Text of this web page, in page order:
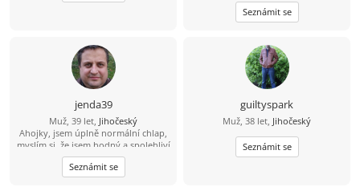
Seznámit se
jenda39
Muž, 39 let, Jihočeský
Ahojky, jsem úplně normální chlap,
myslím si, že jsem hodný a spolehliví
a že nezkazím žádnou srandu.
Hledám k sobě partnerku na
společnou a pohodovou cestu
Seznámit se
guiltyspark
Muž, 38 let, Jihočeský
Seznámit se